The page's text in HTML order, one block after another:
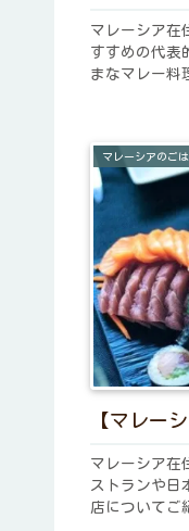
マレーシア在
すすめの代表
まなマレー料
マレーシアのご
【マレー
マレーシア在
ストランや日
店についてご